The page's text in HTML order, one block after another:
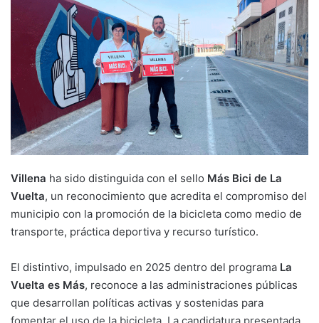
Villena ha sido distinguida con el sello Más Bici de La
Vuelta, un reconocimiento que acredita el compromiso del
municipio con la promoción de la bicicleta como medio de
transporte, práctica deportiva y recurso turístico.
El distintivo, impulsado en 2025 dentro del programa La
Vuelta es Más, reconoce a las administraciones públicas
que desarrollan políticas activas y sostenidas para